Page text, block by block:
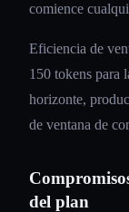
comience
Eficiencia de
150 tokens para
horizonte,
de ventana de
del plan